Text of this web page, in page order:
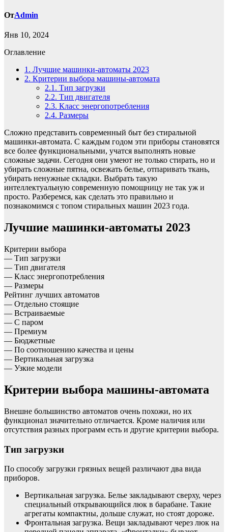
ОтAdmin
Янв 10, 2024
Оглавление
1. Лучшие машинки-автоматы 2023
2. Критерии выбора машины-автомата
2.1. Тип загрузки
2.2. Тип двигателя
2.3. Класс энергопотребления
2.4. Размеры
Сложно представить современный быт без стиральной
машинки-автомата. С каждым годом эти приборы становятся
все более функциональными, учатся выполнять новые
сложные задачи. Сегодня они умеют не только стирать, но и
убирать сложные пятна, освежать белье, отпаривать ткань,
убирать ненужные складки. Выбрать такую
интеллектуальную современную помощницу не так уж и
просто. Разберемся, как сделать это правильно и
познакомимся с топом стиральных машин 2023 года.
Лучшие машинки-автоматы 2023
Критерии выбора
— Тип загрузки
— Тип двигателя
— Класс энергопотребления
— Размеры
Рейтинг лучших автоматов
— Отдельно стоящие
— Встраиваемые
— С паром
— Премиум
— Бюджетные
— По соотношению качества и цены
— Вертикальная загрузка
— Узкие модели
Критерии выбора машины-автомата
Внешне большинство автоматов очень похожи, но их
функционал значительно отличается. Кроме наличия или
отсутствия разных программ есть и другие критерии выбора.
Тип загрузки
По способу загрузки грязных вещей различают два вида
приборов.
Вертикальная загрузка. Белье закладывают сверху, через
специальный открывающийся люк в барабане. Такие
агрегаты компактны, дольше служат, но стоят дороже.
Фронтальная загрузка. Вещи закладывают через люк на